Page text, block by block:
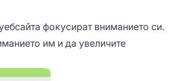
фокусират вниманието си.
им и да увеличите